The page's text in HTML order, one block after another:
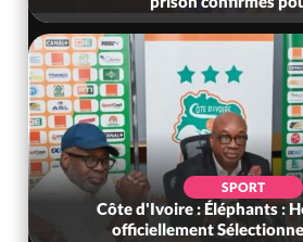
SPORT
Côte d'Ivoire : Éléphants :
officiellement